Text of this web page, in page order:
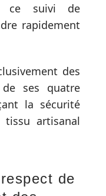
ce suivi de
rapidement
des
ses quatre
la sécurité
tissu artisanal
de